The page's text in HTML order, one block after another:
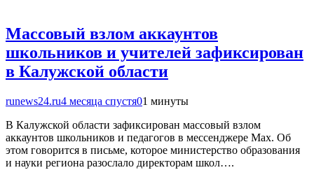
Массовый взлом аккаунтов
школьников и учителей зафиксирован
в Калужской области
runews24.ru4 месяца спустя01 минуты
В Калужской области зафиксирован массовый взлом
аккаунтов школьников и педагогов в мессенджере Мах. Об
этом говорится в письме, которое министерство образования
и науки региона разослало директорам школ….